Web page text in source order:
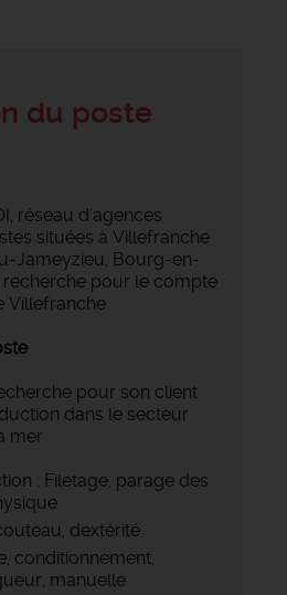
du poste
réseau d'agences
situées à Villefranche
Jameyzieu, Bourg-en-
recherche pour le compte
Villefranche
pour son client
dans le secteur
mer
: Filetage, parage des
dextérité
conditionnement,
manuelle